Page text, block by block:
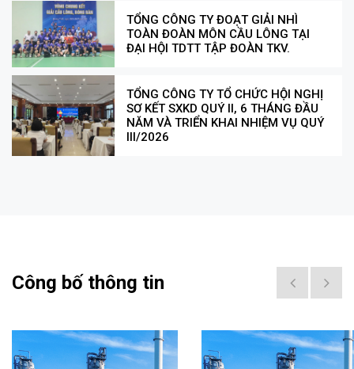
TỔNG CÔNG TY ĐOẠT GIẢI NHÌ
TOÀN ĐOÀN MÔN CẦU LÔNG TẠI
ĐẠI HỘI TDTT TẬP ĐOÀN TKV.
TỔNG CÔNG TY TỔ CHỨC HỘI NGHỊ
SƠ KẾT SXKD QUÝ II, 6 THÁNG ĐẦU
NĂM VÀ TRIỂN KHAI NHIỆM VỤ QUÝ
III/2026
Công bố thông tin